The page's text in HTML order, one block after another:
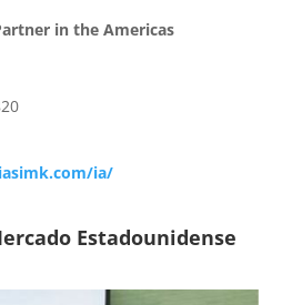
in the Americas
ia/
Estadounidense